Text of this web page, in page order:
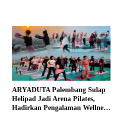
ARYADUTA Palembang Sulap
Helipad Jadi Arena Pilates,
Hadirkan Pengalaman Wellness